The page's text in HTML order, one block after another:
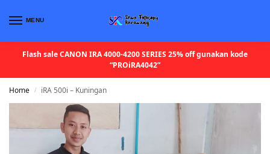
MENU
Flash sale CANON IRA 4000-4200 SERIES 25% off gunakan kode
“PROiRA4042”
Home / iRA 500i – Kuningan